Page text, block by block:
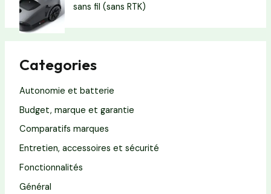
sans fil (sans RTK)
Categories
Autonomie et batterie
Budget, marque et garantie
Comparatifs marques
Entretien, accessoires et sécurité
Fonctionnalités
Général